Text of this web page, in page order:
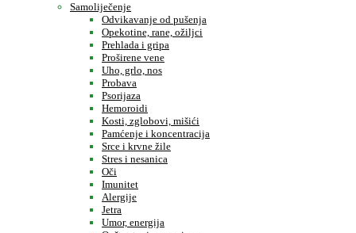
Samoliječenje
Odvikavanje od pušenja
Opekotine, rane, ožiljci
Prehlada i gripa
Proširene vene
Uho, grlo, nos
Probava
Psorijaza
Hemoroidi
Kosti, zglobovi, mišići
Pamćenje i koncentracija
Srce i krvne žile
Stres i nesanica
Oči
Imunitet
Alergije
Jetra
Umor, energija